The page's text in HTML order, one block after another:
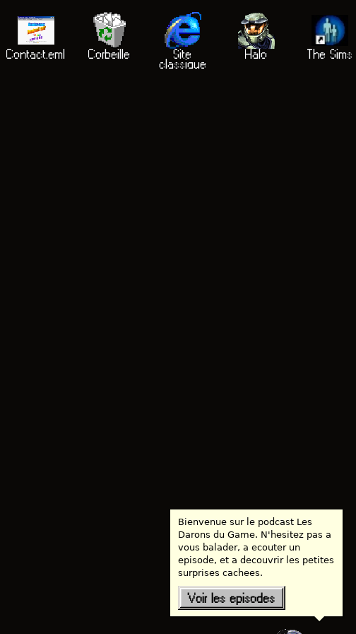
Contact.eml Corbeille Site
classique
Halo The Sims
Bienvenue sur le podcast Les
Darons du Game. N'hesitez pas a
vous balader, a ecouter un
episode, et a decouvrir les petites
surprises cachees.
Voir les episodes